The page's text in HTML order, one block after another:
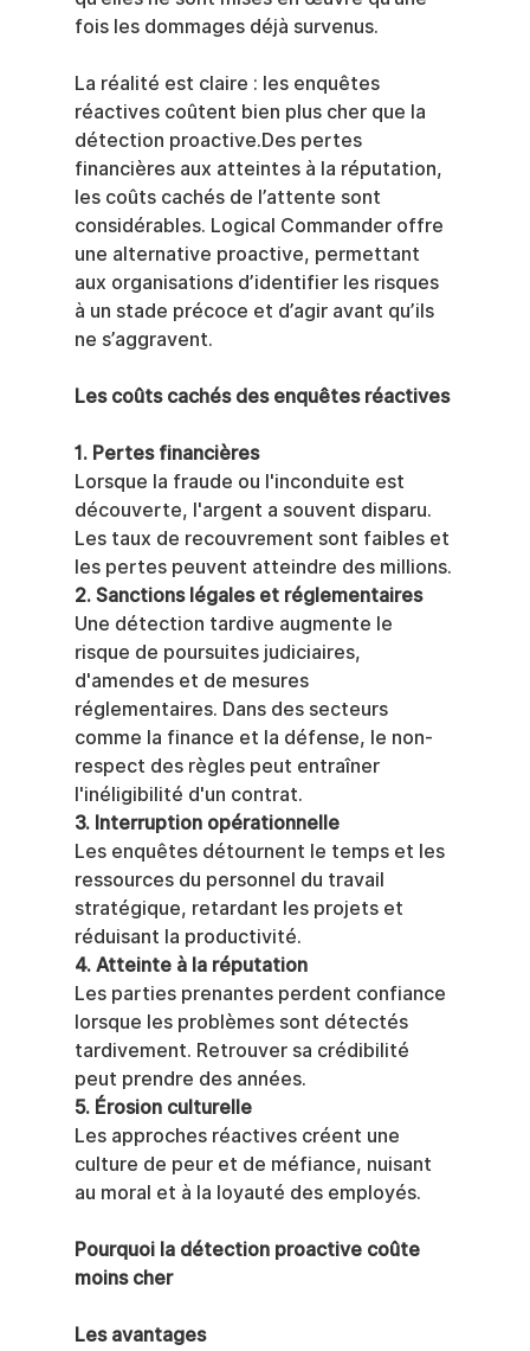
fois les dommages déjà survenus.
La réalité est claire : les enquêtes
réactives coûtent bien plus cher que la
détection proactive.Des pertes
financières aux atteintes à la réputation,
les coûts cachés de l’attente sont
considérables. Logical Commander offre
une alternative proactive, permettant
aux organisations d’identifier les risques
à un stade précoce et d’agir avant qu’ils
ne s’aggravent.
Les coûts cachés des enquêtes réactives
1. Pertes financières
Lorsque la fraude ou l'inconduite est
découverte, l'argent a souvent disparu.
Les taux de recouvrement sont faibles et
les pertes peuvent atteindre des millions.
2. Sanctions légales et réglementaires
Une détection tardive augmente le
risque de poursuites judiciaires,
d'amendes et de mesures
réglementaires. Dans des secteurs
comme la finance et la défense, le non-
respect des règles peut entraîner
l'inéligibilité d'un contrat.
3. Interruption opérationnelle
Les enquêtes détournent le temps et les
ressources du personnel du travail
stratégique, retardant les projets et
réduisant la productivité.
4. Atteinte à la réputation
Les parties prenantes perdent confiance
lorsque les problèmes sont détectés
tardivement. Retrouver sa crédibilité
peut prendre des années.
5. Érosion culturelle
Les approches réactives créent une
culture de peur et de méfiance, nuisant
au moral et à la loyauté des employés.
Pourquoi la détection proactive coûte
moins cher
Les avantages